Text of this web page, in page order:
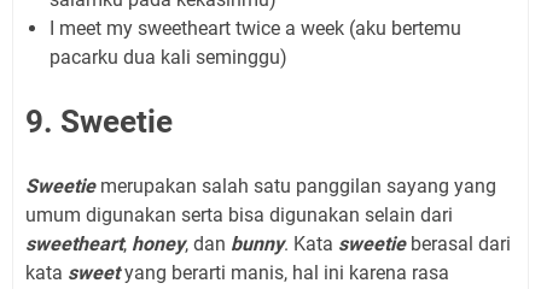
I meet my sweetheart twice a week (aku bertemu
pacarku dua kali seminggu)
9. Sweetie
Sweetiemerupakan salah satu panggilan sayang yang
umum digunakan serta bisa digunakan selain dari
sweetheart, honey, dan bunny. Kata sweetieberasal dari
kata sweetyang berarti manis, hal ini karena rasa